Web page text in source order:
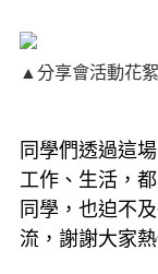
▲分享會活動花絮
同學們透過這
工作、生活，
同學，也迫不
流，謝謝大家